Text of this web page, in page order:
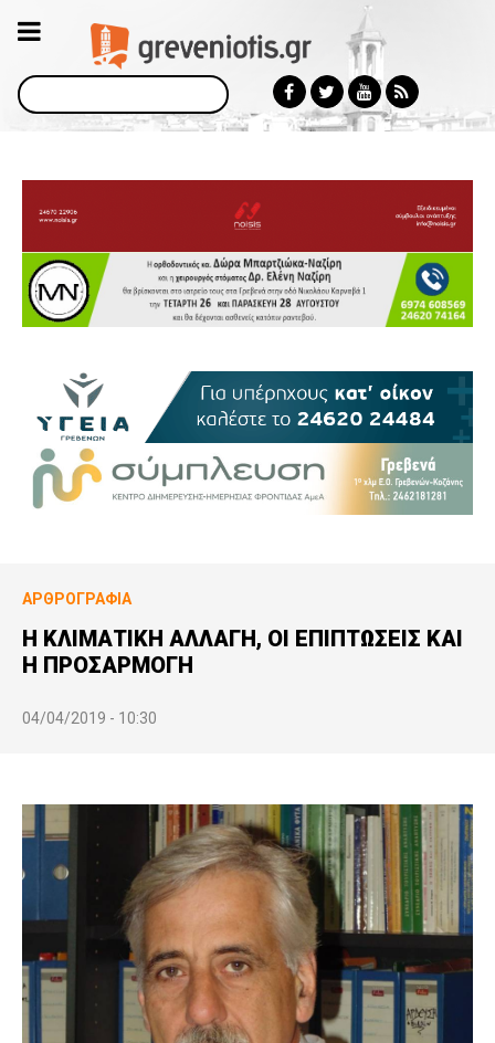
Αναζήτηση
ΑΡΘΡΟΓΡΑΦΊΑ
Η ΚΛΙΜΑΤΙΚΗ ΑΛΛΑΓΗ, ΟΙ ΕΠΙΠΤΩΣΕΙΣ ΚΑΙ
Η ΠΡΟΣΑΡΜΟΓΗ
04/04/2019 - 10:30